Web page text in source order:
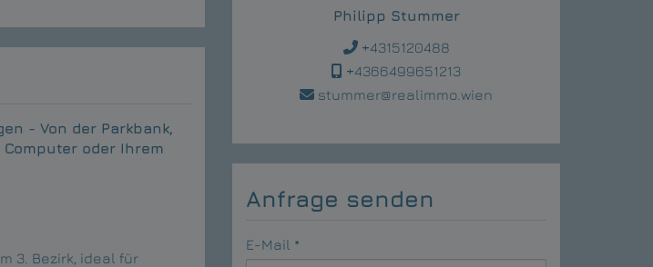
- Von der Parkbank,
oder Ihrem
3. Bezirk, ideal für
Philipp Stummer
+4315120488
+4366499651213
stummer@realimmo.wien
Anfrage senden
E-Mail